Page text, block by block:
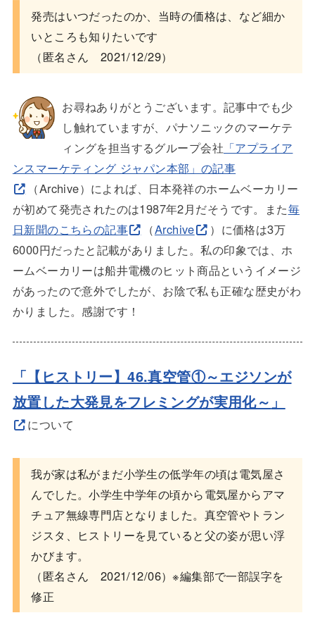
発売はいつだったのか、当時の価格は、など細か
いところも知りたいです
（匿名さん 2021/12/29）
お尋ねありがとうございます。記事中でも少
し触れていますが、パナソニックのマーケテ
ィングを担当するグループ会社 「アプライア
ンスマーケティング ジャパン本部」の記事
（Archive）によれば、日本発祥のホームベーカリー
が初めて発売されたのは1987年2月だそうです。また毎
日新聞のこちらの記事
（Archive
）に価格は3万
6000円だったと記載がありました。私の印象では、ホ
ームベーカリーは船井電機のヒット商品というイメージ
があったので意外でしたが、お陰で私も正確な歴史がわ
かりました。感謝です！
「【ヒストリー】46.真空管①～エジソンが
放置した大発見をフレミングが実用化～ 」
について
我が家は私がまだ小学生の低学年の頃は電気屋さ
んでした。小学生中学年の頃から電気屋からアマ
チュア無線専門店となりました。真空管やトラン
ジスタ、ヒストリーを見ていると父の姿が思い浮
かびます。
（匿名さん 2021/12/06）※編集部で一部誤字を
修正